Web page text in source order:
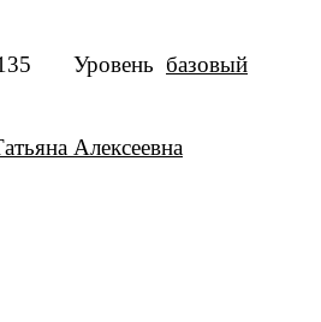
135 Уровень базовый
Алексеевна